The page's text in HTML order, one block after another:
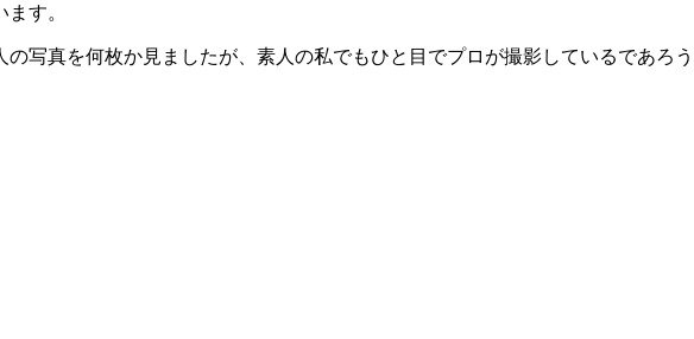
す。
写真を何枚か見ましたが、素人の私でもひと目でプロが撮影しているであろう